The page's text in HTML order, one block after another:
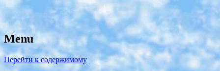
Никольский храм
с. Николо-Крутины Егорьевского
района
Menu
Перейти к содержимому